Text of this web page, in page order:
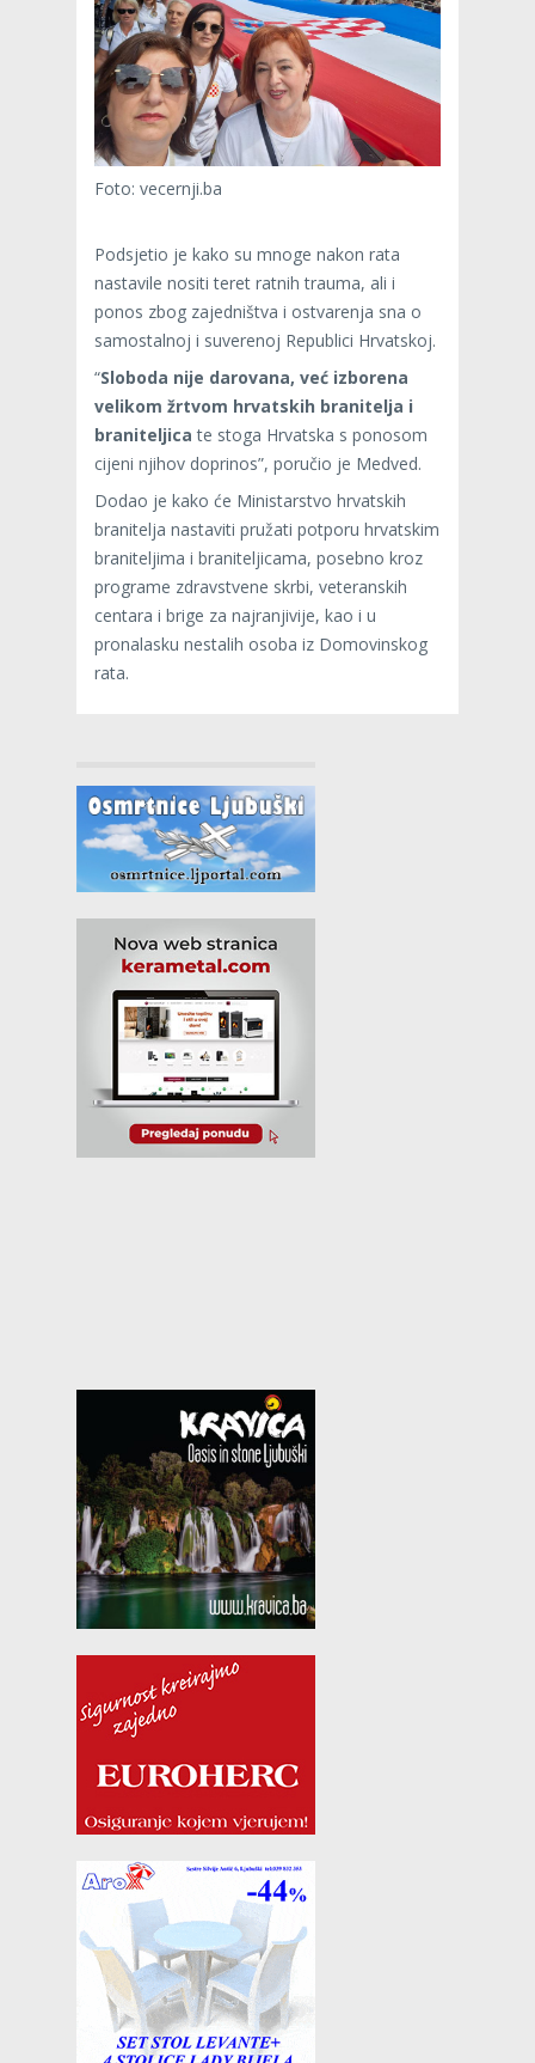
Foto: vecernji.ba
Podsjetio je kako su mnoge nakon rata
nastavile nositi teret ratnih trauma, ali i
ponos zbog zajedništva i ostvarenja sna o
samostalnoj i suverenoj Republici Hrvatskoj.
“Sloboda nije darovana, već izborena
velikom žrtvom hrvatskih branitelja i
braniteljica te stoga Hrvatska s ponosom
cijeni njihov doprinos”, poručio je Medved.
Dodao je kako će Ministarstvo hrvatskih
branitelja nastaviti pružati potporu hrvatskim
braniteljima i braniteljicama, posebno kroz
programe zdravstvene skrbi, veteranskih
centara i brige za najranjivije, kao i u
pronalasku nestalih osoba iz Domovinskog
rata.